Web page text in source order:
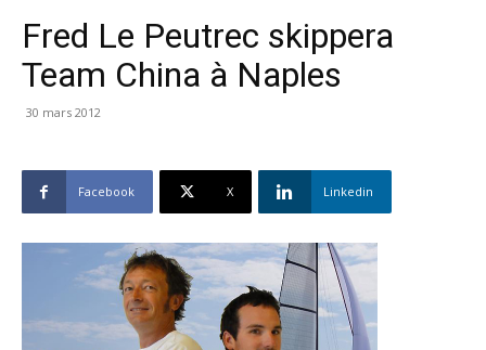
Fred Le Peutrec skippera
Team China à Naples
30 mars 2012
Facebook X Linkedin